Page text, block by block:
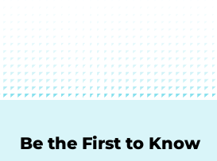
Be the First to Know